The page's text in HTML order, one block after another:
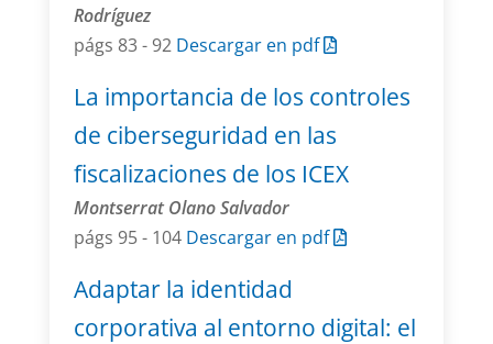
Rodríguez
págs 83 - 92 Descargar en pdf
La importancia de los controles
de ciberseguridad en las
fiscalizaciones de los ICEX
Montserrat Olano Salvador
págs 95 - 104 Descargar en pdf
Adaptar la identidad
corporativa al entorno digital: el